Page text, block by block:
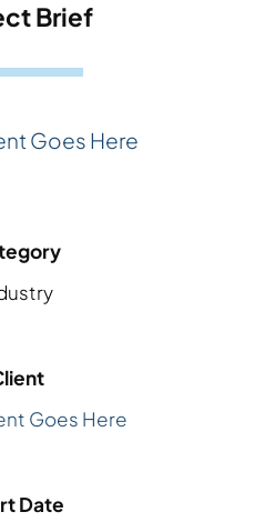
Brief
Goes Here
Goes Here
Date